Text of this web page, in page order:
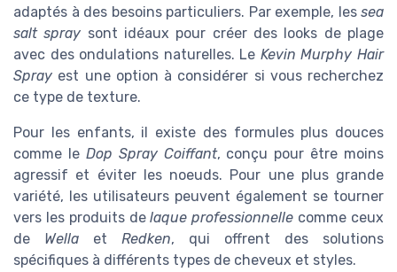
adaptés à des besoins particuliers. Par exemple, les sea
salt spray sont idéaux pour créer des looks de plage
avec des ondulations naturelles. Le Kevin Murphy Hair
Spray est une option à considérer si vous recherchez
ce type de texture.
Pour les enfants, il existe des formules plus douces
comme le Dop Spray Coiffant, conçu pour être moins
agressif et éviter les noeuds. Pour une plus grande
variété, les utilisateurs peuvent également se tourner
vers les produits delaque professionnelle comme ceux
de Wella et Redken, qui offrent des solutions
spécifiques à différents types de cheveux et styles.